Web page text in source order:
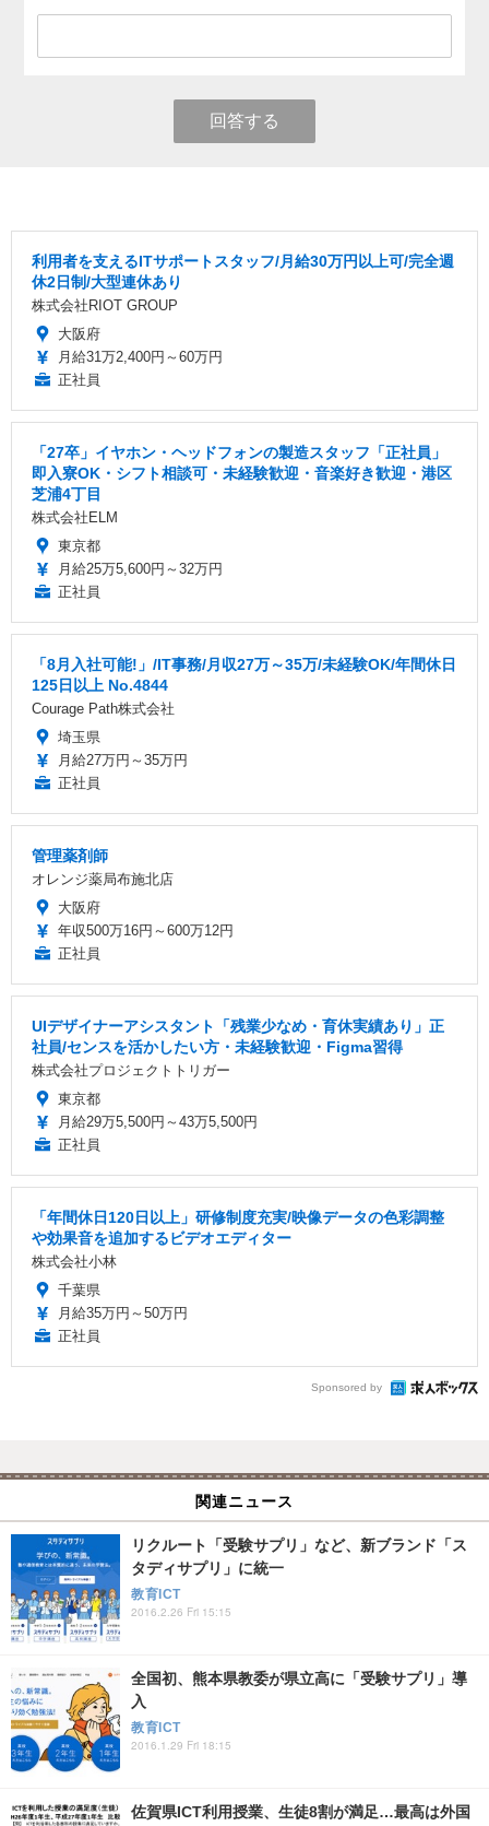
回答する
利用者を支えるITサポートスタッフ/月給30万円以上可/完全週
休2日制/大型連休あり
株式会社RIOT GROUP
大阪府
月給31万2,400円～60万円
正社員
「27卒」イヤホン・ヘッドフォンの製造スタッフ「正社員」
即入寮OK・シフト相談可・未経験歓迎・音楽好き歓迎・港区
芝浦4丁目
株式会社ELM
東京都
月給25万5,600円～32万円
正社員
「8月入社可能!」/IT事務/月収27万～35万/未経験OK/年間休日
125日以上 No.4844
Courage Path株式会社
埼玉県
月給27万円～35万円
正社員
管理薬剤師
オレンジ薬局布施北店
大阪府
年収500万16円～600万12円
正社員
UIデザイナーアシスタント「残業少なめ・育休実績あり」正
社員/センスを活かしたい方・未経験歓迎・Figma習得
株式会社プロジェクトトリガー
東京都
月給29万5,500円～43万5,500円
正社員
「年間休日120日以上」研修制度充実/映像データの色彩調整
や効果音を追加するビデオエディター
株式会社小林
千葉県
月給35万円～50万円
正社員
Sponsored by
関連ニュース
リクルート「受験サプリ」など、新ブランド「ス
タディサプリ」に統一
教育ICT
2016.2.26 Fri 15:15
全国初、熊本県教委が県立高に「受験サプリ」導
入
教育ICT
2016.1.29 Fri 18:15
佐賀県ICT利用授業、生徒8割が満足…最高は外国